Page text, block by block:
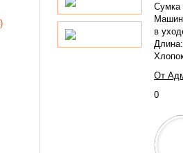
Сумка
в
От
0